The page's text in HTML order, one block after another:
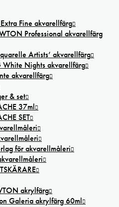
Fine akvarellfärg
Professional akvarellfärg
Artists’ akvarellfärg
White Nights akvarellfärg
akvarellfärg
& set
37ml
SET
för akvarellmåleri
akrylfärg
Galeria akrylfärg 60ml